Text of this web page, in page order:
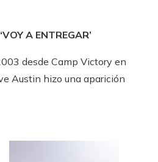
A ENTREGAR’
desde Camp Victory en
Austin hizo una aparición